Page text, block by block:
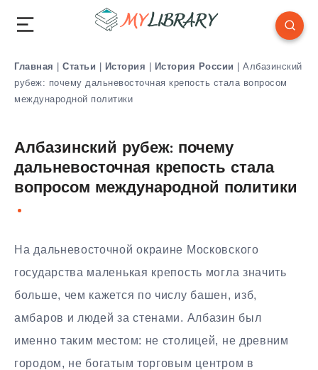
Главная | Статьи | История | История России | Албазинский
рубеж: почему дальневосточная крепость стала вопросом
международной политики
Албазинский рубеж: почему
дальневосточная крепость стала
вопросом международной политики
На дальневосточной окраине Московского
государства маленькая крепость могла значить
больше, чем кажется по числу башен, изб,
амбаров и людей за стенами. Албазин был
именно таким местом: не столицей, не древним
городом, не богатым торговым центром в